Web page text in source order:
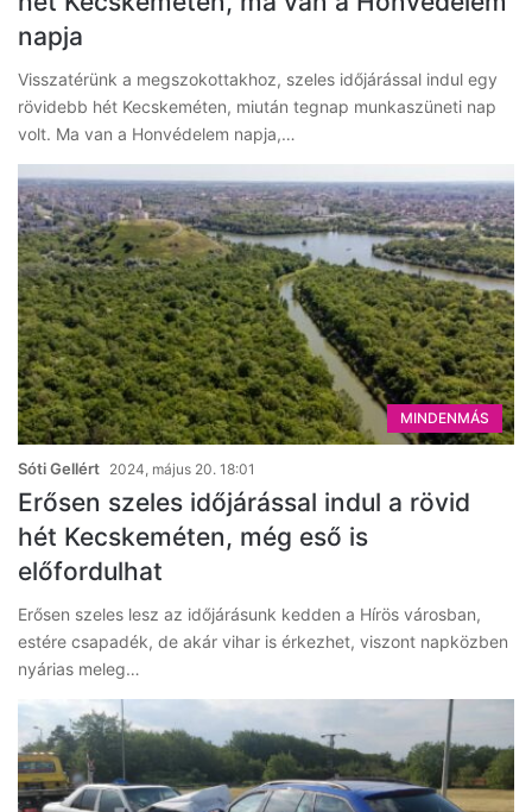
napja
Visszatérünk a megszokottakhoz, szeles időjárással indul egy
rövidebb hét Kecskeméten, miután tegnap munkaszüneti nap
volt. Ma van a Honvédelem napja,…
MINDENMÁS
Sóti Gellért 2024, május 20. 18:01
Erősen szeles időjárással indul a rövid
hét Kecskeméten, még eső is
előfordulhat
Erősen szeles lesz az időjárásunk kedden a Hírös városban,
estére csapadék, de akár vihar is érkezhet, viszont napközben
nyárias meleg…